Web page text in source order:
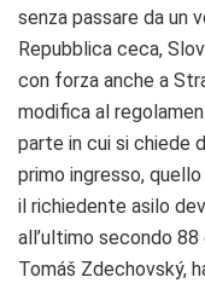
senza passare da un
Repubblica ceca,
con forza anche a
modifica al
parte in cui si chiede
primo ingresso,
il richiedente asilo
all’ultimo secondo
Tomáš Zdechovský,